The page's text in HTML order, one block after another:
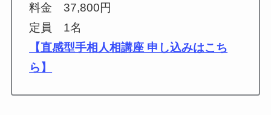
料金 37,800円
定員 1名
【直感型手相人相講座 申し込みはこち
ら】